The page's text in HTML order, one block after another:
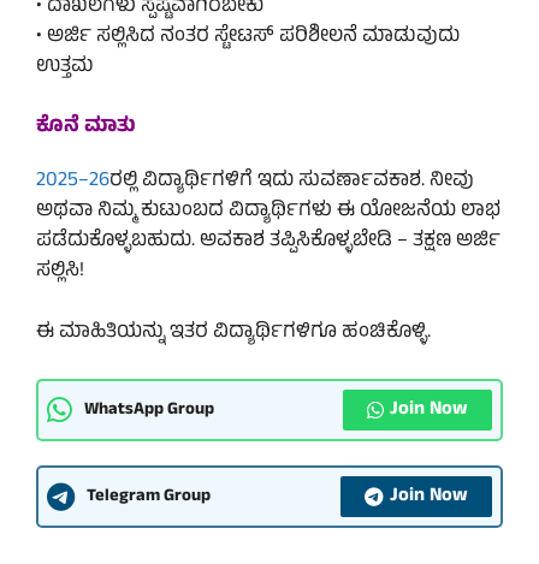
• ದಾಖಲೆಗಳು ಸ್ಪಷ್ಟವಾಗಿರಬೇಕು
• ಅರ್ಜಿ ಸಲ್ಲಿಸಿದ ನಂತರ ಸ್ಟೇಟಸ್ ಪರಿಶೀಲನೆ ಮಾಡುವುದು
ಉತ್ತಮ
ಕೊನೆ ಮಾತು
2025–26ರಲ್ಲಿ ವಿದ್ಯಾರ್ಥಿಗಳಿಗೆ ಇದು ಸುವರ್ಣಾವಕಾಶ. ನೀವು
ಅಥವಾ ನಿಮ್ಮ ಕುಟುಂಬದ ವಿದ್ಯಾರ್ಥಿಗಳು ಈ ಯೋಜನೆಯ ಲಾಭ
ಪಡೆದುಕೊಳ್ಳಬಹುದು. ಅವಕಾಶ ತಪ್ಪಿಸಿಕೊಳ್ಳಬೇಡಿ – ತಕ್ಷಣ ಅರ್ಜಿ
ಸಲ್ಲಿಸಿ!
ಈ ಮಾಹಿತಿಯನ್ನು ಇತರ ವಿದ್ಯಾರ್ಥಿಗಳಿಗೂ ಹಂಚಿಕೊಳ್ಳಿ.
WhatsApp Group Join Now
Telegram Group Join Now